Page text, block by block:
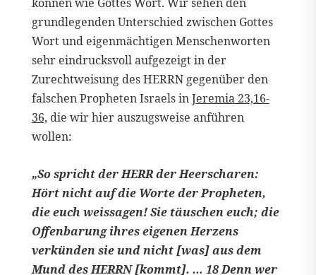
können wie Gottes Wort. Wir sehen den
grundlegenden Unterschied zwischen Gottes
Wort und eigenmächtigen Menschenworten
sehr eindrucksvoll aufgezeigt in der
Zurechtweisung des HERRN gegenüber den
falschen Propheten Israels inJeremia 23,16-
36, die wir hier auszugsweise anführen
wollen:
„So spricht der HERR der Heerscharen:
Hört nicht auf die Worte der Propheten,
die euch weissagen! Sie täuschen euch; die
Offenbarung ihres eigenen Herzens
verkünden sie und nicht [was] aus dem
Mund des HERRN [kommt]. … 18 Denn wer